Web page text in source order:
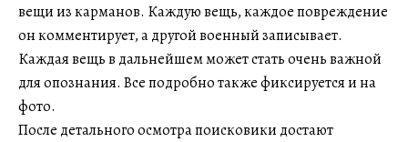
вещи из карманов. Каждую вещь, каждое повреждение
он комментирует, а другой военный записывает.
Каждая вещь в дальнейшем может стать очень важной
для опознания. Все подробно также фиксируется и на
фото.
После детального осмотра поисковики достают